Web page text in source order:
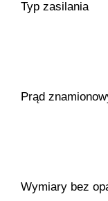
Typ zasilania
Prąd
Wymiary bez